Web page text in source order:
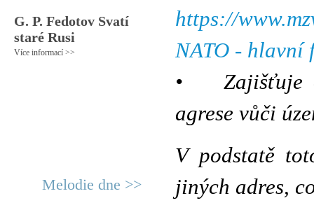
G. P. Fedotov Svatí
staré Rusi
Více informací >>
Melodie dne >>
https://
NATO - hlavní
• Zajišťuje
agrese vůči
V podstatě
jiných adres,